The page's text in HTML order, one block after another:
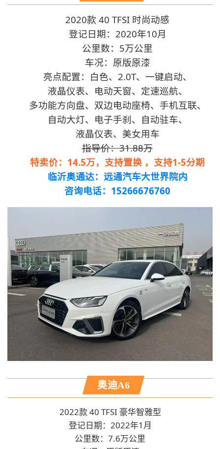
2020款 40 TFSI 时尚动感
登记日期：2020年10月
公里数：5万公里
车况：原版原漆
亮点配置：白色、2.0T、一键启动、
液晶仪表、电动天窗、定速巡航、
多功能方向盘、双边电动座椅、手机互联、
自动大灯、电子手刹、自动驻车、
液晶仪表、美女用车
指导价：31.88万
特卖价：14.5万，支持置换 ，支持1-5分期
临沂奥通达：远通汽车大世界院内
咨询电话：15266676760
奥迪A6
2022款 40 TFSI 豪华智雅型
登记日期：2022年1月
公里数：7.6万公里